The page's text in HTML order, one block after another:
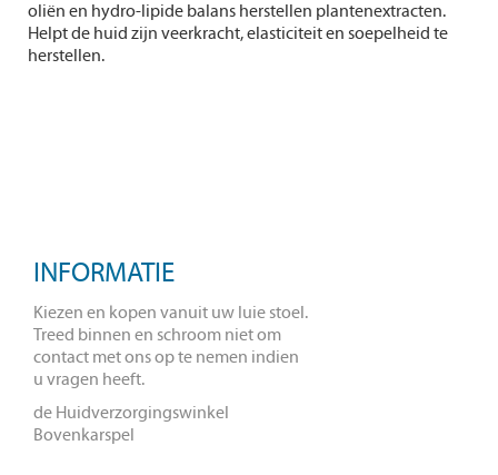
oliën en hydro-lipide balans herstellen plantenextracten.
Helpt de huid zijn veerkracht, elasticiteit en soepelheid te
herstellen.
INFORMATIE
Kiezen en kopen vanuit uw luie stoel.
Treed binnen en schroom niet om
contact met ons op te nemen indien
u vragen heeft.
de Huidverzorgingswinkel
Bovenkarspel